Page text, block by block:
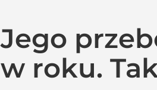
Jego
w roku.